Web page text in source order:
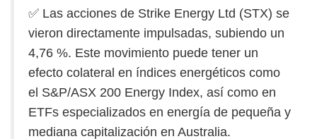
✅ Las acciones de Strike Energy Ltd (STX) se
vieron directamente impulsadas, subiendo un
4,76 %. Este movimiento puede tener un
efecto colateral en índices energéticos como
el S&P/ASX 200 Energy Index, así como en
ETFs especializados en energía de pequeña y
mediana capitalización en Australia.